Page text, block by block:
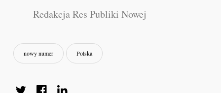
Redakcja Res Publiki Nowej
nowy numer Polska